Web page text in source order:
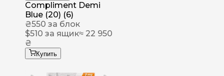
Compliment Demi
Blue (20) (6)
₴550 за блок
$510 за ящик≈ 22 950
₴
Купить